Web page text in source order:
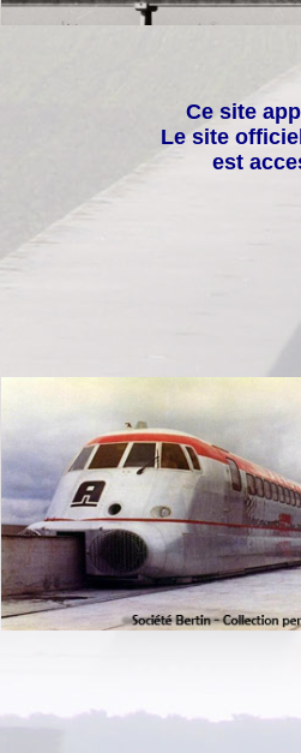
Ce site
Le site
est